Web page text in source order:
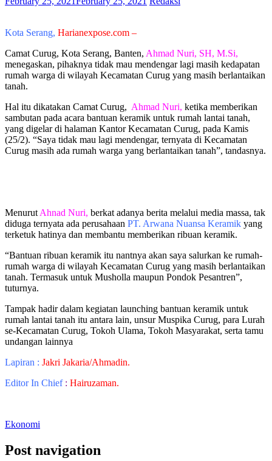
Kota Serang, Harianexpose.com –
Camat Curug, Kota Serang, Banten, Ahmad Nuri, SH, M.Si,
menegaskan, pihaknya tidak mau mendengar lagi masih kedapatan
rumah warga di wilayah Kecamatan Curug yang masih berlantaikan
tanah.
Hal itu dikatakan Camat Curug, Ahmad Nuri, ketika memberikan
sambutan pada acara bantuan keramik untuk rumah lantai tanah,
yang digelar di halaman Kantor Kecamatan Curug, pada Kamis
(25/2). “Saya tidak mau lagi mendengar, ternyata di Kecamatan
Curug masih ada rumah warga yang berlantaikan tanah”, tandasnya.
Menurut Ahnad Nuri, berkat adanya berita melalui media massa, tak
diduga ternyata ada perusahaan PT. Arwana Nuansa Keramik yang
terketuk hatinya dan membantu memberikan ribuan keramik.
“Bantuan ribuan keramik itu nantnya akan saya salurkan ke rumah-
rumah warga di wilayah Kecamatan Curug yang masih berlantaikan
tanah. Termasuk untuk Musholla maupun Pondok Pesantren”,
tuturnya.
Tampak hadir dalam kegiatan launching bantuan keramik untuk
rumah lantai tanah itu antara lain, unsur Muspika Curug, para Lurah
se-Kecamatan Curug, Tokoh Ulama, Tokoh Masyarakat, serta tamu
undangan lainnya
Lapiran : Jakri Jakaria/Ahmadin.
Editor In Chief: Hairuzaman.
Ekonomi
Post navigation